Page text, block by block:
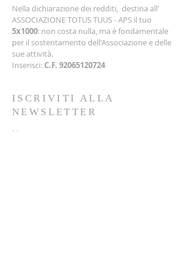
Nella dichiarazione dei redditi, destina all'
ASSOCIAZIONE TOTUS TUUS - APS il tuo
5x1000: non costa nulla, ma è fondamentale
per il sostentamento dell'Associazione e delle
sue attività.
Inserisci: C.F. 92065120724
ISCRIVITI ALLA
NEWSLETTER
Nome